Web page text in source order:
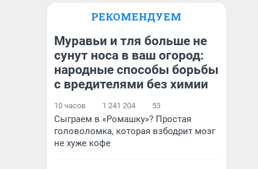
РЕКОМЕНДУЕМ
Муравьи и тля больше не
сунут носа в ваш огород:
народные способы борьбы
с вредителями без химии
10 часов 1 241 204 53
Сыграем в «Ромашку»? Простая
головоломка, которая взбодрит мозг
не хуже кофе